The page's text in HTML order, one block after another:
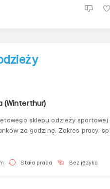
(Winterthur)
sklepu odzieży sportowej
za godzinę. Zakres pracy:
zgodnie z fakturą,
Stała praca Bez języka